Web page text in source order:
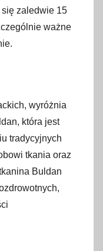
zaledwie 15
ważne
wyróżnia
która jest
tradycyjnych
tkania oraz
Buldan